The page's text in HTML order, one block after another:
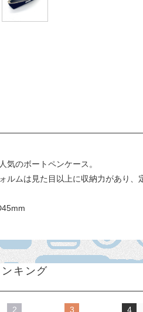
気のボートペンケース。
ルムは見た目以上に収納力があり、
キング
2 3 4